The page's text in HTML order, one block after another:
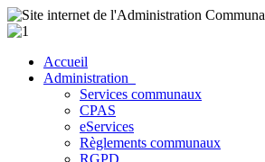
Accueil
Administration
Services communaux
CPAS
eServices
Règlements communaux
RGPD